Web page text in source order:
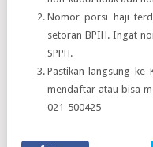
Nomor porsi haji
setoran BPIH. Ingat
SPPH.
Pastikan langsung ke
mendaftar atau bisa
021-500425